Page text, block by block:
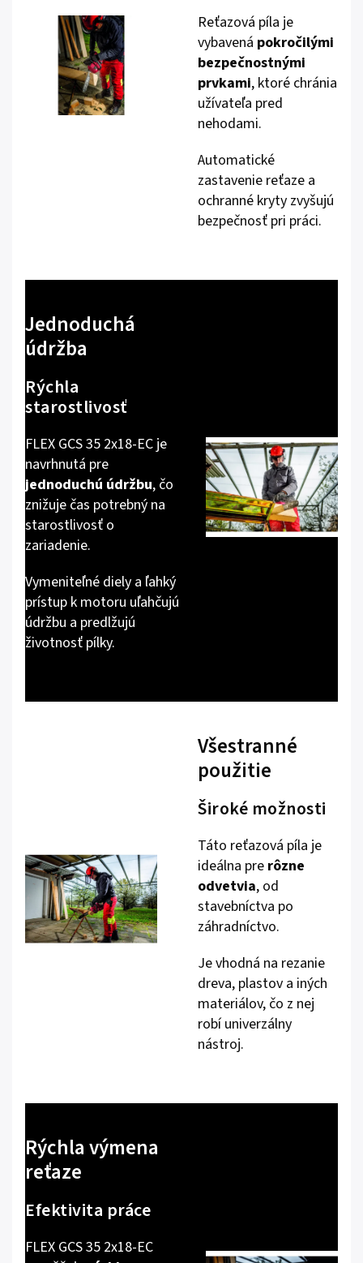
Reťazová píla je
vybavená pokročilými
bezpečnostnými
prvkami, ktoré chránia
užívateľa pred
nehodami.
Automatické
zastavenie reťaze a
ochranné kryty zvyšujú
bezpečnosť pri práci.
Jednoduchá
údržba
Rýchla
starostlivosť
FLEX GCS 35 2x18-EC je
navrhnutá pre
jednoduchú údržbu, čo
znižuje čas potrebný na
starostlivosť o
zariadenie.
Vymeniteľné diely a ľahký
prístup k motoru uľahčujú
údržbu a predlžujú
životnosť pílky.
Všestranné
použitie
Široké možnosti
Táto reťazová píla je
ideálna pre rôzne
odvetvia, od
stavebníctva po
záhradníctvo.
Je vhodná na rezanie
dreva, plastov a iných
materiálov, čo z nej
robí univerzálny
nástroj.
Rýchla výmena
reťaze
Efektivita práce
FLEX GCS 35 2x18-EC